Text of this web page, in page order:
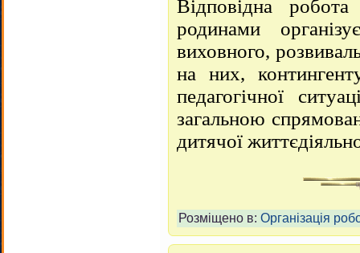
Відповідна
родинами
виховного,
на них,
педагогічної
загальною
дитячої
Розміщено в: Організація